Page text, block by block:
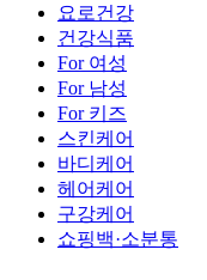
요로건강
건강식품
For 여성
For 남성
For 키즈
스킨케어
바디케어
헤어케어
구강케어
쇼핑백·소분통